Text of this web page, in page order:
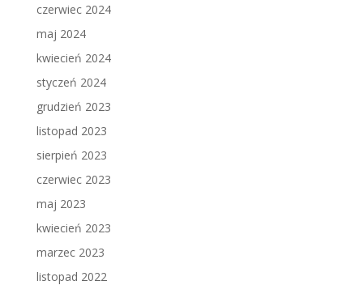
czerwiec 2024
maj 2024
kwiecień 2024
styczeń 2024
grudzień 2023
listopad 2023
sierpień 2023
czerwiec 2023
maj 2023
kwiecień 2023
marzec 2023
listopad 2022